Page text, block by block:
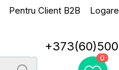
Pentru Client B2B
0